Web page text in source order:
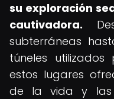
su exploración
cautivadora.
subterráneas
túneles utilizados
estos lugares
de la vida y las